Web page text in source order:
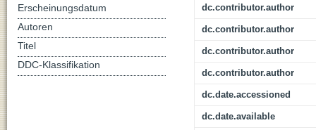
dc.contributor.author
dc.contributor.author
dc.contributor.author
dc.contributor.author
dc.date.accessioned
dc.date.available
Erscheinungsdatum
Autoren
Titel
DDC-Klassifikation